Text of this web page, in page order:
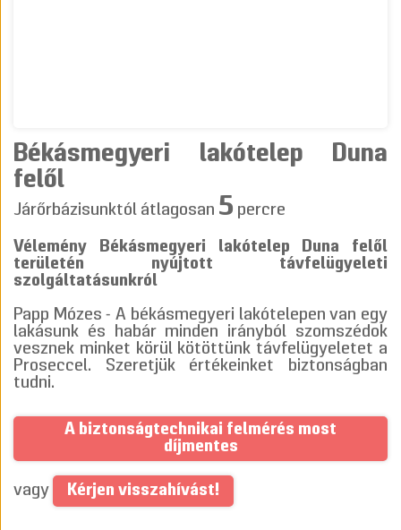
Békásmegyeri lakótelep Duna
felől
Járőrbázisunktól átlagosan 5 percre
Vélemény Békásmegyeri lakótelep Duna felől
területén nyújtott távfelügyeleti
szolgáltatásunkról
Papp Mózes - A békásmegyeri lakótelepen van egy
lakásunk és habár minden irányból szomszédok
vesznek minket körül kötöttünk távfelügyeletet a
Proseccel. Szeretjük értékeinket biztonságban
tudni.
A biztonságtechnikai felmérés most
díjmentes
vagy Kérjen visszahívást!